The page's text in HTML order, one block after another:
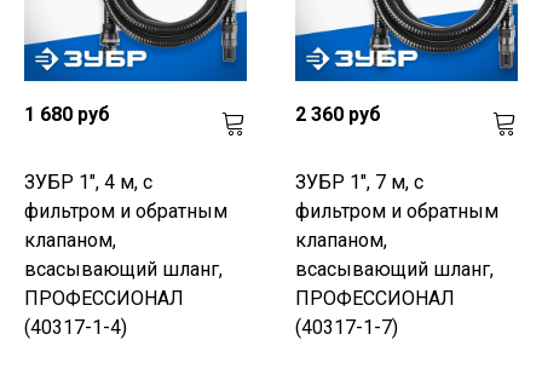
1 680 руб
ЗУБР 1", 4 м, с
фильтром и обратным
клапаном,
всасывающий шланг,
ПРОФЕССИОНАЛ
(40317-1-4)
2 360 руб
ЗУБР 1", 7 м, с
фильтром и обратным
клапаном,
всасывающий шланг,
ПРОФЕССИОНАЛ
(40317-1-7)